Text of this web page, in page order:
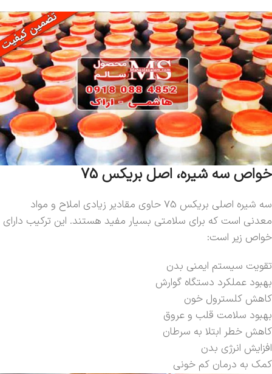
خواص سه شیره، اصل بریکس 75
سه شیره اصلی بریکس 75 حاوی مقادیر زیادی املاح و مواد
معدنی است که برای سلامتی بسیار مفید هستند. این ترکیب دارای
خواص زیر است:
تقویت سیستم ایمنی بدن
بهبود عملکرد دستگاه گوارش
کاهش کلسترول خون
بهبود سلامت قلب و عروق
کاهش خطر ابتلا به سرطان
افزایش انرژی بدن
کمک به درمان کم خونی